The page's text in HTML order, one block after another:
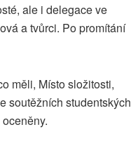
ale i delegace ve
a tvůrci. Po promítání
měli, Místo složitosti,
soutěžních studentských